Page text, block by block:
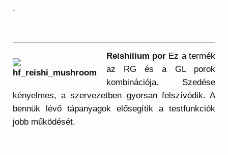
.
Reishilium por Ez a termék
az RG és a GL porok
kombinációja. Szedése
kényelmes, a szervezetben gyorsan felszívódik. A
bennük lévő tápanyagok elősegítik a testfunkciók
jobb működését.